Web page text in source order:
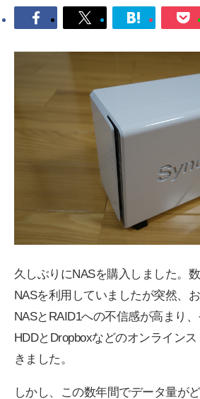
久しぶりにNASを購入しました。
NASを利用していましたが突然、
NASとRAID1への不信感が高まり
HDDとDropboxなどのオンライン
きました。
しかし、この数年間でデータ量が